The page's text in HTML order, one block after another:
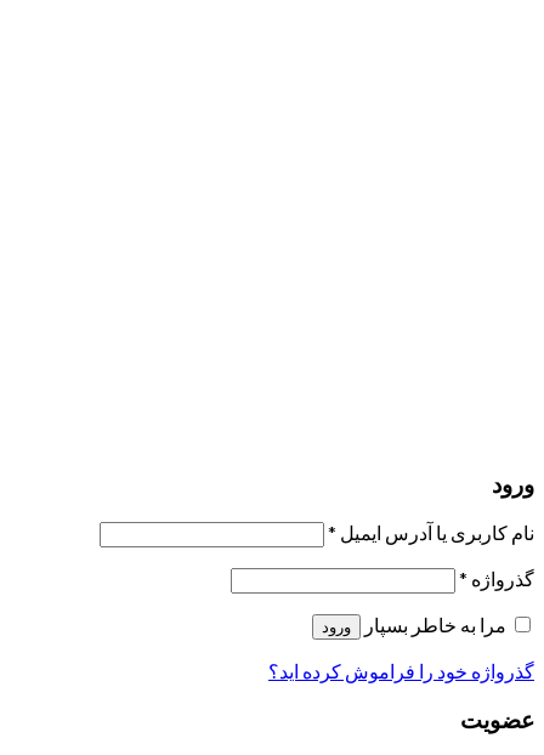
ورود
نام کاربری یا آدرس ایمیل *
گذرواژه *
مرا به خاطر بسپار
ورود
گذرواژه خود را فراموش کرده اید؟
عضویت